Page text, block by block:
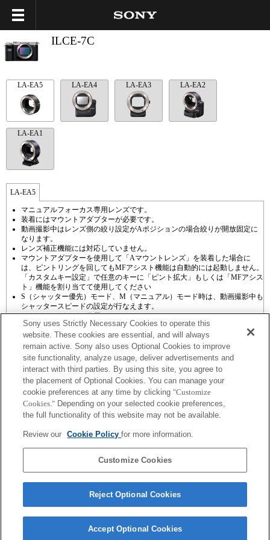
ILCE-7C
LA-EA5 LA-EA4 LA-EA3 LA-EA2
LA-EA1
LA-EA5
マニュアルフォーカス専用レンズです。
装着にはマウントアダプターが必要です。
動画撮影中はレンズ側の絞り設定がAポジションの場合絞りが開放固定に
なります。
レンズ補正機能には対応していません。
マウントアダプターを使用して「Aマウントレンズ」を装着した場合に
は、ピントリングを回してもMFアシスト機能は自動的には起動しません。
「カスタムキー設定」で任意のキーに「ピント拡大」もしくは「MFアシス
ト」機能を割り当てて使用してください
S（シャッター優先）モード、M（マニュアル）モード時は、動画撮影中も
シャッタースピードの設定が行なえます。
タッチシャッターは使用できません。
プレスリリース
ご利用条件
環境情報
クッキーポリシー
Sony uses Strictly Necessary Cookies to operate this
website. These cookies are essential, and will always
remain active. Sony also uses Optional Cookies to improve
site functionality, analyze usage, deliver advertisements and
interact with third parties. By using this site, you agree to
the placement of Optional Cookies. You can manage your
cookie preferences at any time by clicking "Customize
Cookies." Depending on your selected cookie preferences,
the full functionality of this website may not be available.
Review our Cookie Policyfor more information.
Customize Cookies
Reject Optional Cookies
Accept Optional Cookies